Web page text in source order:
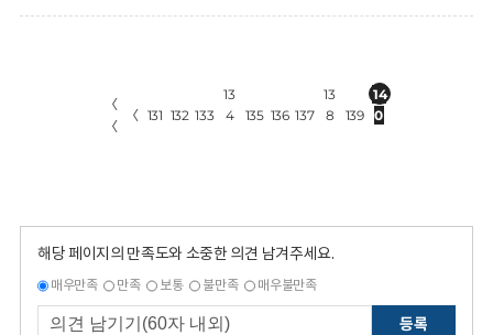
〈
〈
〈 131 132 133
13
4
135 136 137
13
8
139
14
0
해당 페이지의 만족도와 소중한 의견 남겨주세요.
매우만족 만족 보통 불만족 매우불만족
등록